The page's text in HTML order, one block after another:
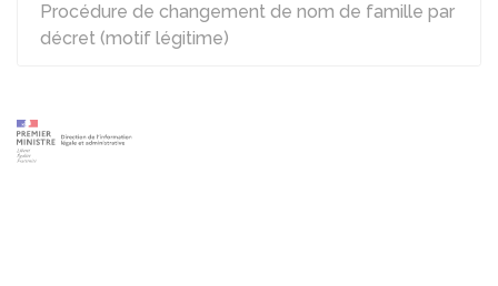
Procédure de changement de nom de famille par
décret (motif légitime)